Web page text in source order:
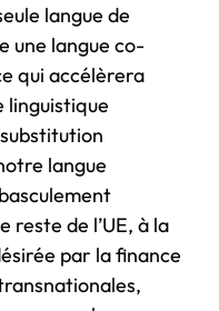
langue de
une langue co-
qui accélèrera
linguistique
langue
reste de l’UE, à la
par la finance